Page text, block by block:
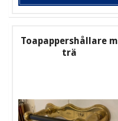
Toapappershållare m
trä